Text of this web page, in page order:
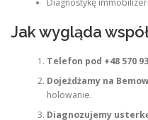
Jak wygląda
Telefon pod +48 570
Dojeżdżamy na
holowanie.
Diagnozujemy